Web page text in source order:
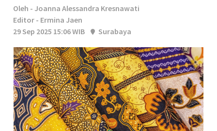
Oleh - Joanna Alessandra Kresnawati
Editor - Ermina Jaen
29 Sep 2025 15:06 WIB
Surabaya